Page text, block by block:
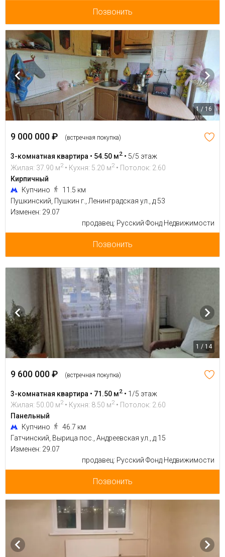
Позвонить
1 / 16
9 000 000 ₽ (встречная покупка)
3-комнатная квартира • 54.50 м2 • 5/5 этаж
Жилая: 37.90 м2 • Кухня: 5.20 м2 • Потолок: 2.60
Кирпичный
Купчино
11.5 км
Пушкинский, Пушкин г., Ленинградская ул., д 53
Изменен: 29.07
продавец: Русский Фонд Недвижимости
Позвонить
1 / 14
9 600 000 ₽ (встречная покупка)
3-комнатная квартира • 71.50 м2 • 1/5 этаж
Жилая: 50.00 м2 • Кухня: 8.50 м2 • Потолок: 2.60
Панельный
Купчино
46.7 км
Гатчинский, Вырица пос., Андреевская ул., д 15
Изменен: 29.07
продавец: Русский Фонд Недвижимости
Позвонить